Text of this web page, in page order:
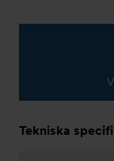
Tekniska